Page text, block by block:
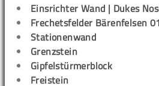
Einsrichter Wand | Dukes
Frechetsfelder Bärenfelsen
Stationenwand
Grenzstein
Gipfelstürmerblock
Freistein